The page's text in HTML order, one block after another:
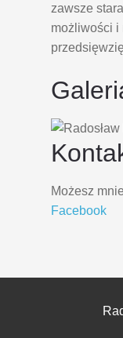
zawsze
możliwości i
Możesz
Facebook